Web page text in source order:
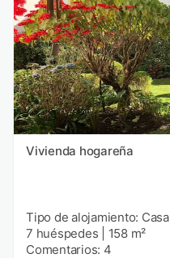
Vivienda hogareña
Tipo de alojamiento: Casa
7 huéspedes
158 m²
Comentarios: 4